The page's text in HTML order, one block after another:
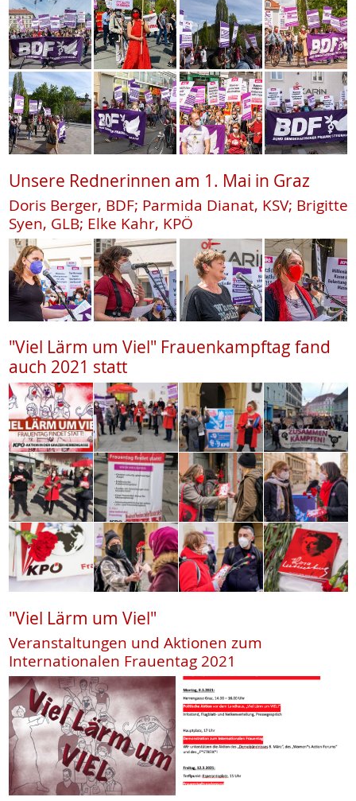
Unsere Rednerinnen am 1. Mai in Graz
Doris Berger, BDF; Parmida Dianat, KSV; Brigitte
Syen, GLB; Elke Kahr, KPÖ
"Viel Lärm um Viel" Frauenkampftag fand
auch 2021 statt
"Viel Lärm um Viel"
Veranstaltungen und Aktionen zum
Internationalen Frauentag 2021